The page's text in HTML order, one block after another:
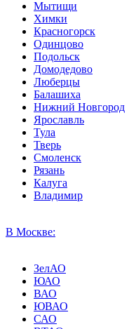
Мытищи
Химки
Красногорск
Одинцово
Подольск
Домодедово
Люберцы
Балашиха
Нижний Новгород
Ярославль
Тула
Тверь
Смоленск
Рязань
Калуга
Владимир
В Москве:
ЗелАО
ЮАО
ВАО
ЮВАО
САО